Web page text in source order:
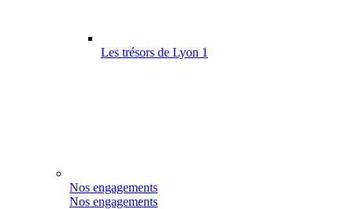
Les trésors de Lyon 1
Nos engagements
Nos engagements